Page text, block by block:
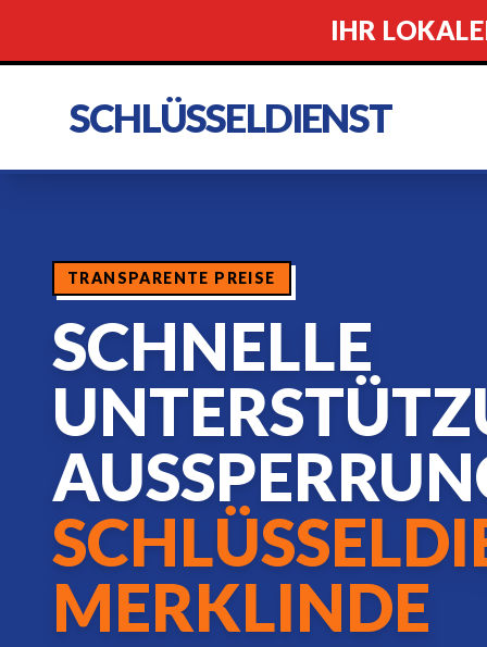
IHR
SCHLÜSSELDIENST
TRANSPARENTE PREISE
SCHNELLE
MERKLINDE